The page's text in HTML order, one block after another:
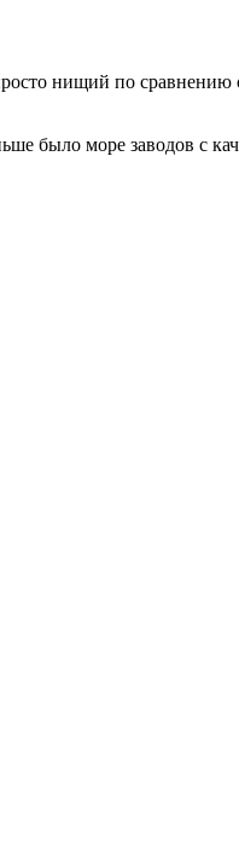
нищий по
было море заводов с